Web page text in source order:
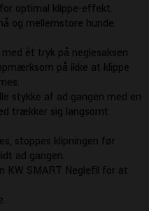
optimal klippe-effekt.
og mellemstore hunde.
ét tryk på neglesaksen
på ikke at klippe
stykke af ad gangen med en
trækker sig langsomt
stoppes klipningen før
ad gangen.
KW SMART Neglefil for at